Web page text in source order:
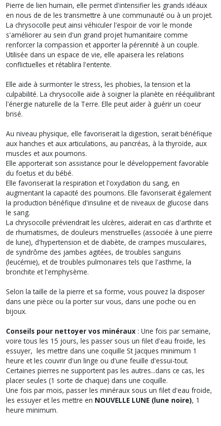
Pierre de lien humain, elle permet d'intensifier les grands idéaux
en nous de de les transmettre à une communauté ou à un projet.
La chrysocolle peut ainsi véhiculer l'espoir de voir le monde
s'améliorer au sein d'un grand projet humanitaire comme
renforcer la compassion et apporter la pérennité à un couple.
Utilisée dans un espace de vie, elle apaisera les relations
conflictuelles et rétablira l'entente.
Elle aide à surmonter le stress, les phobies, la tension et la
culpabilité. La chrysocolle aide à soigner la planète en rééquilibrant
l'énergie naturelle de la Terre. Elle peut aider à guérir un coeur
brisé.
Au niveau physique, elle favoriserait la digestion, serait bénéfique
aux hanches et aux articulations, au pancréas, à la thyroïde, aux
muscles et aux poumons.
Elle apporterait son assistance pour le développement favorable
du foetus et du bébé.
Elle favoriserait la respiration et l'oxydation du sang, en
augmentant la capacité des poumons. Elle favoriserait également
la production bénéfique d'insuline et de niveaux de glucose dans
le sang.
La chrysocolle préviendrait les ulcères, aiderait en cas d'arthrite et
de rhumatismes, de douleurs menstruelles (associée à une pierre
de lune), d'hypertension et de diabète, de crampes musculaires,
de syndrôme des jambes agitées, de troubles sanguins
(leucémie), et de troubles pulmonaires tels que l'asthme, la
bronchite et l'emphysème.
Selon la taille de la pierre et sa forme, vous pouvez la disposer
dans une pièce ou la porter sur vous, dans une poche ou en
bijoux.
Conseils pour nettoyer vos minéraux : Une fois par semaine,
voire tous les 15 jours, les passer sous un filet d'eau froide, les
essuyer, les mettre dans une coquille St Jacques minimum 1
heure et les couvrir d'un linge ou d'une feuille d'essui-tout.
Certaines pierres ne supportent pas les autres...dans ce cas, les
placer seules (1 sorte de chaque) dans une coquille.
Une fois par mois, passer les minéraux sous un filet d'eau froide,
les essuyer et les mettre en NOUVELLE LUNE (lune noire), 1
heure minimum.